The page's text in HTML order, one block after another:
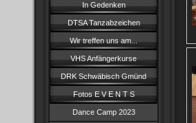
In Gedenken
DTSA Tanzabzeichen
Wir treffen uns am...
VHS Anfängerkurse
DRK Schwäbisch Gmünd
Fotos E V E N T S
Dance Camp 2023